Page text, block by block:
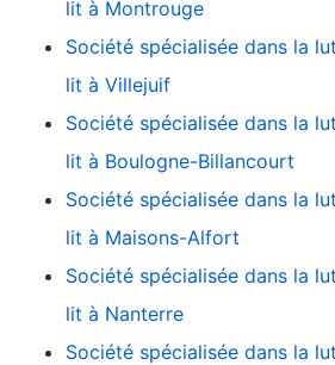
lit à Montrouge
Société spécialisée dans la
lit à Villejuif
Société spécialisée dans la
lit à Boulogne-Billancourt
Société spécialisée dans la
lit à Maisons-Alfort
Société spécialisée dans la
lit à Nanterre
Société spécialisée dans la